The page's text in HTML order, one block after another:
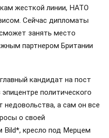
жесткой линии, НАТО
Сейчас дипломаты
занять место
партнером Британии
кандидат на пост
политического
недовольства, а сам он все
о своей
Bild*, кресло под Мерцем